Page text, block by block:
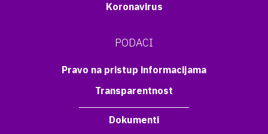
Koronavirus
PODACI
Pravo na pristup informacijama
Transparentnost
Dokumenti